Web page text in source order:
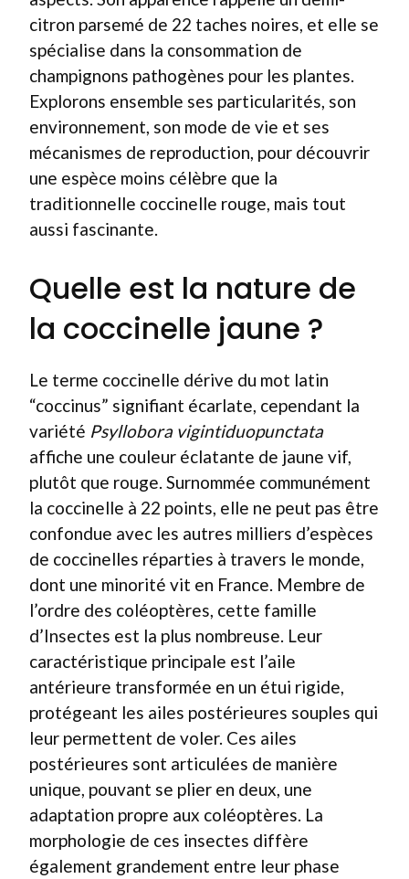
citron parsemé de 22 taches noires, et elle se
spécialise dans la consommation de
champignons pathogènes pour les plantes.
Explorons ensemble ses particularités, son
environnement, son mode de vie et ses
mécanismes de reproduction, pour découvrir
une espèce moins célèbre que la
traditionnelle coccinelle rouge, mais tout
aussi fascinante.
Quelle est la nature de
la coccinelle jaune ?
Le terme coccinelle dérive du mot latin
“coccinus” signifiant écarlate, cependant la
variété Psyllobora vigintiduopunctata
affiche une couleur éclatante de jaune vif,
plutôt que rouge. Surnommée communément
la coccinelle à 22 points, elle ne peut pas être
confondue avec les autres milliers d’espèces
de coccinelles réparties à travers le monde,
dont une minorité vit en France. Membre de
l’ordre des coléoptères, cette famille
d’Insectes est la plus nombreuse. Leur
caractéristique principale est l’aile
antérieure transformée en un étui rigide,
protégeant les ailes postérieures souples qui
leur permettent de voler. Ces ailes
postérieures sont articulées de manière
unique, pouvant se plier en deux, une
adaptation propre aux coléoptères. La
morphologie de ces insectes diffère
également grandement entre leur phase